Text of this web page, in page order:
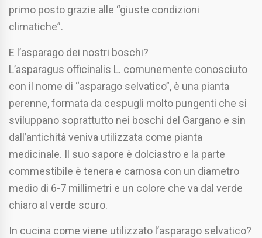
primo posto grazie alle “giuste condizioni
climatiche”.
E l’asparago dei nostri boschi?
L’asparagus officinalis L. comunemente conosciuto
con il nome di “asparago selvatico”, è una pianta
perenne, formata da cespugli molto pungenti che si
sviluppano soprattutto nei boschi del Gargano e sin
dall’antichità veniva utilizzata come pianta
medicinale. Il suo sapore è dolciastro e la parte
commestibile è tenera e carnosa con un diametro
medio di 6-7 millimetri e un colore che va dal verde
chiaro al verde scuro.
In cucina come viene utilizzato l’asparago selvatico?